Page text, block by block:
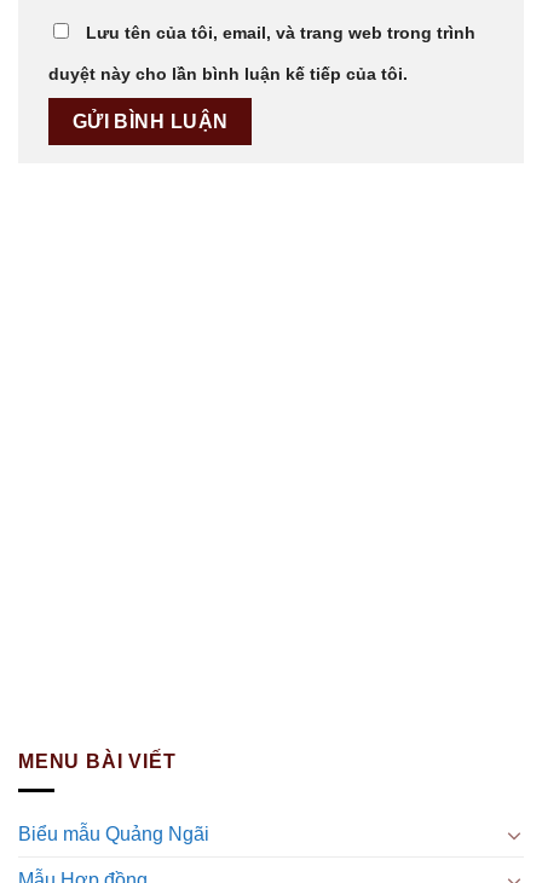
Lưu tên của tôi, email, và trang web trong trình
duyệt này cho lần bình luận kế tiếp của tôi.
MENU BÀI VIẾT
Biểu mẫu Quảng Ngãi